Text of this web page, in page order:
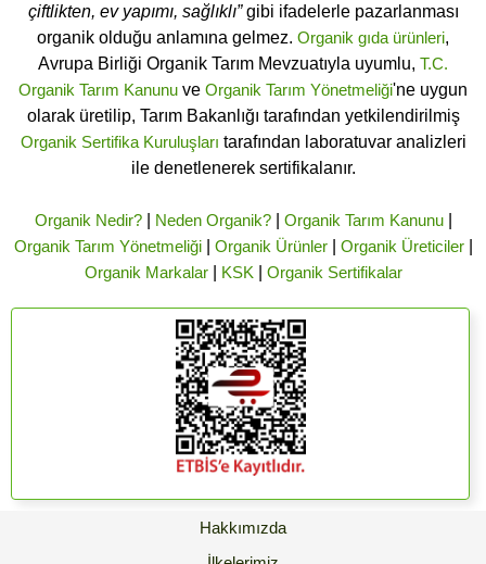
çiftlikten, ev yapımı, sağlıklı”gibi ifadelerle pazarlanması
organik olduğu anlamına gelmez. Organik gıda ürünleri,
Avrupa Birliği Organik Tarım Mevzuatıyla uyumlu, T.C.
Organik Tarım Kanunu ve Organik Tarım Yönetmeliği'ne uygun
olarak üretilip, Tarım Bakanlığı tarafından yetkilendirilmiş
Organik Sertifika Kuruluşları tarafından laboratuvar analizleri
ile denetlenerek sertifikalanır.
Organik Nedir?| Neden Organik?| Organik Tarım Kanunu|
Organik Tarım Yönetmeliği| Organik Ürünler| Organik Üreticiler|
Organik Markalar| KSK Organik Sertifikalar
Hakkımızda